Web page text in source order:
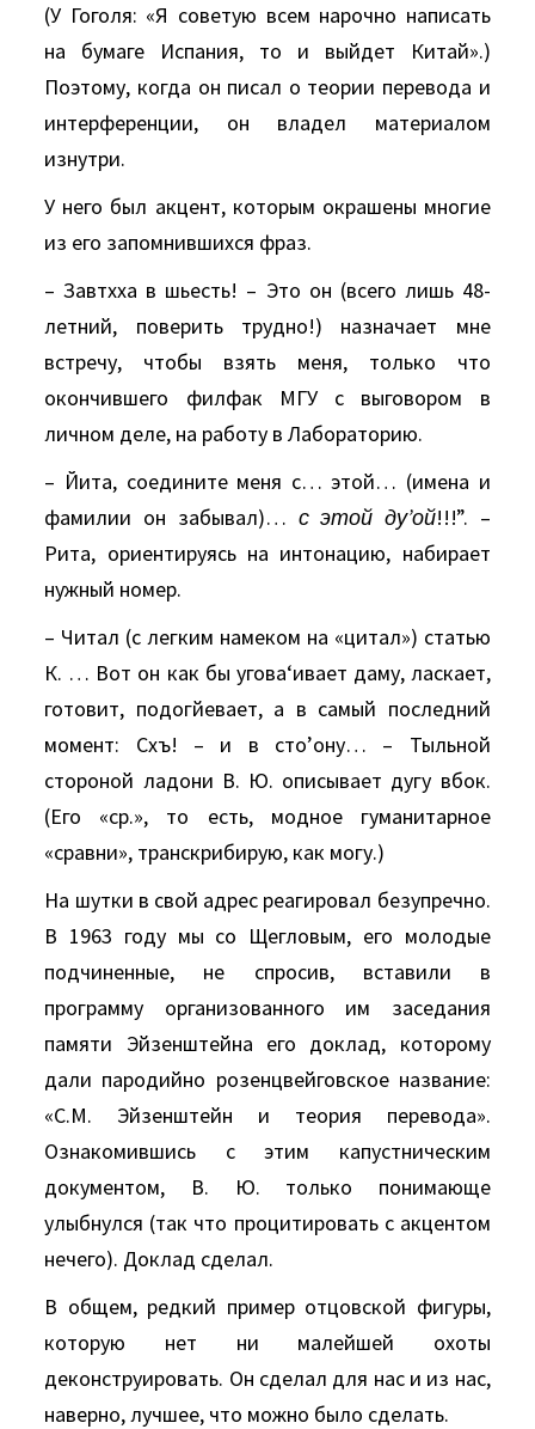
(У Гоголя: «Я советую всем нарочно написать
на бумаге Испания, то и выйдет Китай».)
Поэтому, когда он писал о теории перевода и
интерференции, он владел материалом
изнутри.
У него был акцент, которым окрашены многие
из его запомнившихся фраз.
– Завтхха в шьесть! – Это он (всего лишь 48-
летний, поверить трудно!) назначает мне
встречу, чтобы взять меня, только что
окончившего филфак МГУ с выговором в
личном деле, на работу в Лабораторию.
– Йита, соедините меня с… этой… (имена и
фамилии он забывал)… с этой ду’ой!!!”. –
Рита, ориентируясь на интонацию, набирает
нужный номер.
– Читал (с легким намеком на «цитал») статью
К. … Вот он как бы угова‘ивает даму, ласкает,
готовит, подогйевает, а в самый последний
момент: Схъ! – и в сто’ону… – Тыльной
стороной ладони В. Ю. описывает дугу вбок.
(Его «ср.», то есть, модное гуманитарное
«сравни», транскрибирую, как могу.)
На шутки в свой адрес реагировал безупречно.
В 1963 году мы со Щегловым, его молодые
подчиненные, не спросив, вставили в
программу организованного им заседания
памяти Эйзенштейна его доклад, которому
дали пародийно розенцвейговское название:
«С.М. Эйзенштейн и теория перевода».
Ознакомившись с этим капустническим
документом, В. Ю. только понимающе
улыбнулся (так что процитировать с акцентом
нечего). Доклад сделал.
В общем, редкий пример отцовской фигуры,
которую нет ни малейшей охоты
деконструировать. Он сделал для нас и из нас,
наверно, лучшее, что можно было сделать.